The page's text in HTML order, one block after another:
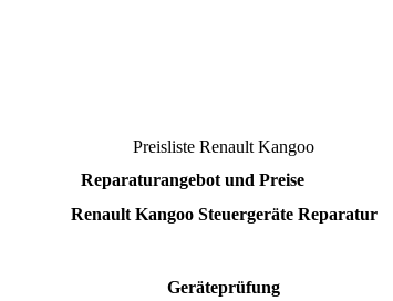
Preisliste Renault Kangoo
Reparaturangebot und Preise
Renault KangooSteuergeräte Reparatur
Geräteprüfung